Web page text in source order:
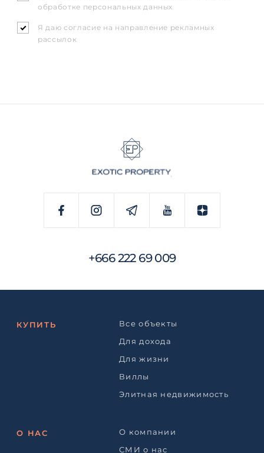
обработке персональных данных
Я даю согласие на направление рекламных
рассылок
+666 222 69 009
КУПИТЬ
Все объекты
Для дохода
Для жизни
Виллы
Элитная недвижимость
О НАС
О компании
СМИ о нас